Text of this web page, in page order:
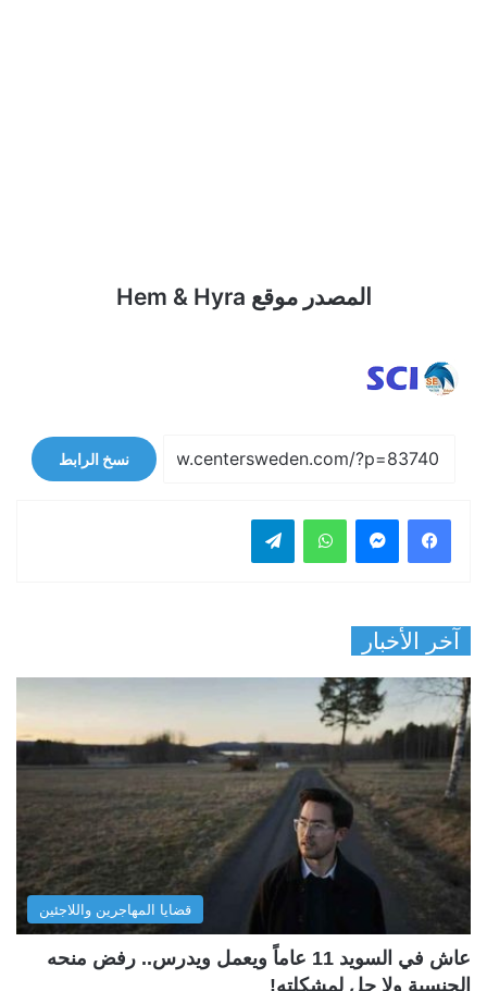
المصدر موقع Hem & Hyra
نسخ الرابط
فيسبوك واتساب
آخر الأخبار
قضايا المهاجرين واللاجئين
عاش في السويد 11 عاماً ويعمل ويدرس.. رفض منحه
الجنسية ولا حل لمشكلته!